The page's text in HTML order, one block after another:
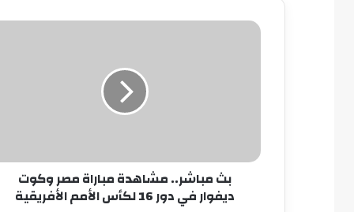
بث
دور
بث مباشر.. مشاهدة مباراة مصر وكوت
ديفوار في دور 16 لكأس الأمم الأفريقية